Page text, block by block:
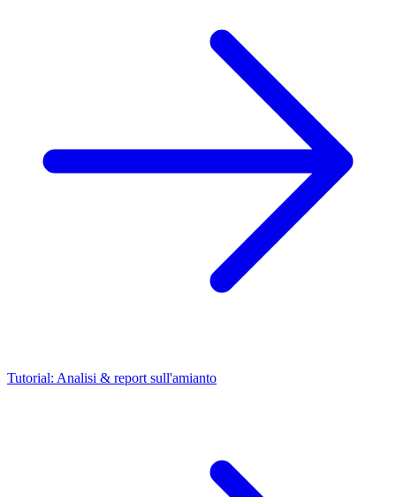
Tutorial: Analisi & report sull'amianto